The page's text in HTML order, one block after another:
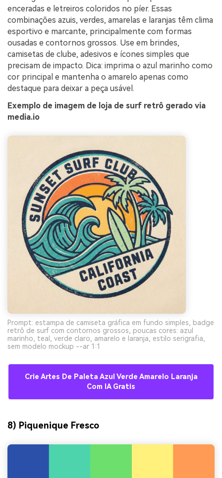
enceradas e letreiros coloridos no píer. Essas
combinações azuis, verdes, amarelas e laranjas têm clima
esportivo e marcante, principalmente com formas
ousadas e contornos grossos. Use em brindes,
camisetas de clube, adesivos e ícones simples que
precisam de impacto. Dica: imprima o azul marinho como
cor principal e mantenha o amarelo apenas como
destaque para deixar a peça usável.
Exemplo de imagem de loja de surf retrô gerado via
media.io
Prompt: estampa de camiseta gráfica em fundo simples, badge
retrô de surf com contornos grossos, poucas cores: azul
marinho, teal, verde claro, amarelo e laranja, estilo serigrafia,
sem modelo mockup --ar 1:1
Crie Artes De Paleta Azul Verde Amarelo Laranja
Com IA Gratis
8) Piquenique Fresco